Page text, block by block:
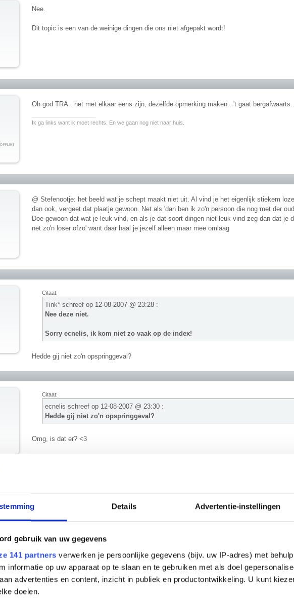
Details Advertentie-instellingen
gebruik van uw gegevens
141 partners verwerken je persoonlijke gegevens (bijv. uw IP-adres) met
informatie op uw apparaat op te slaan en te gebruiken met als doel
advertenties en content, inzicht in publiek en productontwikkeling. U kunt
doelen.
Nee.
Dit topic is een van de weinige dingen die ons niet afgepakt wordt!
Oh god TRA.. het met elkaar eens zijn, dezelfde opmerking maken.. 't gaat bergafwaarts..
Ik ga links want ik moet rechts. En we gaan nog niet naar huis.
@ Stefenootje: het beeld wat je schept maakt niet uit. Al vind je het eigenlijk stiekem
dan ook, vergeet dat plaatje gewoon. Net als 'dan ben ik zo'n persoon die nog met der
Doe gewoon dat wat je leuk vind, en als je dat soort dingen niet leuk vind zeg dan dat je
net zo'n loser ofzo' want daar haal je jezelf alleen maar mee omlaag
Citaat:
Tink* schreef op 12-08-2007 @ 23:28 :
Nee deze niet.
Sorry ecnelis, ik kom niet zo vaak op de index!
Hedde gij niet zo'n opspringgeval?
Citaat:
ecnelis schreef op 12-08-2007 @ 23:30 :
Hedde gij niet zo'n opspringgeval?
Omg, is dat er? <3
12-08-2007 @ 23:29
Oh god TRA.. het met elkaar eens zijn, dezelfde opmerking maken.. 't gaat
Bergafwaarts?
We denderen zo de Marianentrog in, het diepste punt ligt daar op -11.035m.
__________________
"#25 maart 2005: Quiana is op De Kantine vervangen door PV"